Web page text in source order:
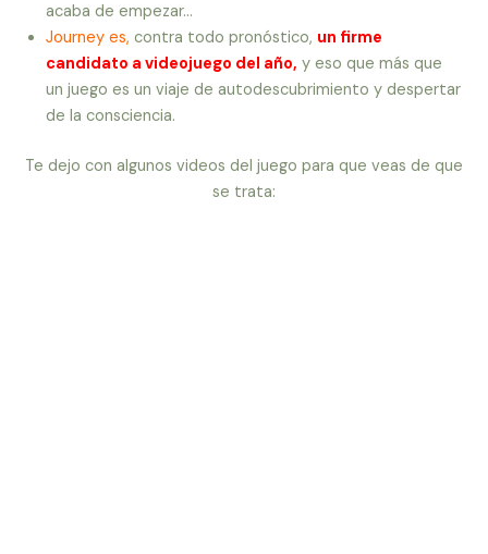
acaba de empezar…
Journey es,contra todo pronóstico, un firme
candidato a videojuego del año, y eso que más que
un juego es un viaje de autodescubrimiento y despertar
de la consciencia.
Te dejo con algunos videos del juego para que veas de que
se trata: